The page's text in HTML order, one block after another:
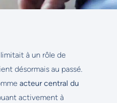
à un rôle de
désormais au passé.
acteur central du
activement à